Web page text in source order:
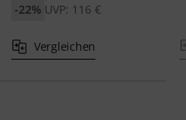
UVP: 116 €
-22%
Vergleichen